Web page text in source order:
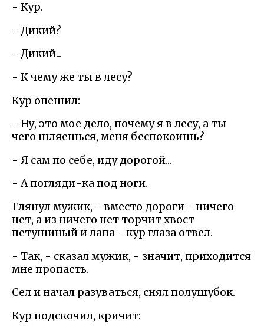
- Кур.
- Дикий?
- Дикий...
- К чему же ты в лесу?
Кур опешил:
- Ну, это мое дело, почему я в лесу, а ты
чего шляешься, меня беспокоишь?
- Я сам по себе, иду дорогой...
- А погляди-ка под ноги.
Глянул мужик, - вместо дороги - ничего
нет, а из ничего нет торчит хвост
петушиный и лапа - кур глаза отвел.
- Так, - сказал мужик, - значит, приходится
мне пропасть.
Сел и начал разуваться, снял полушубок.
Кур подскочил, кричит: